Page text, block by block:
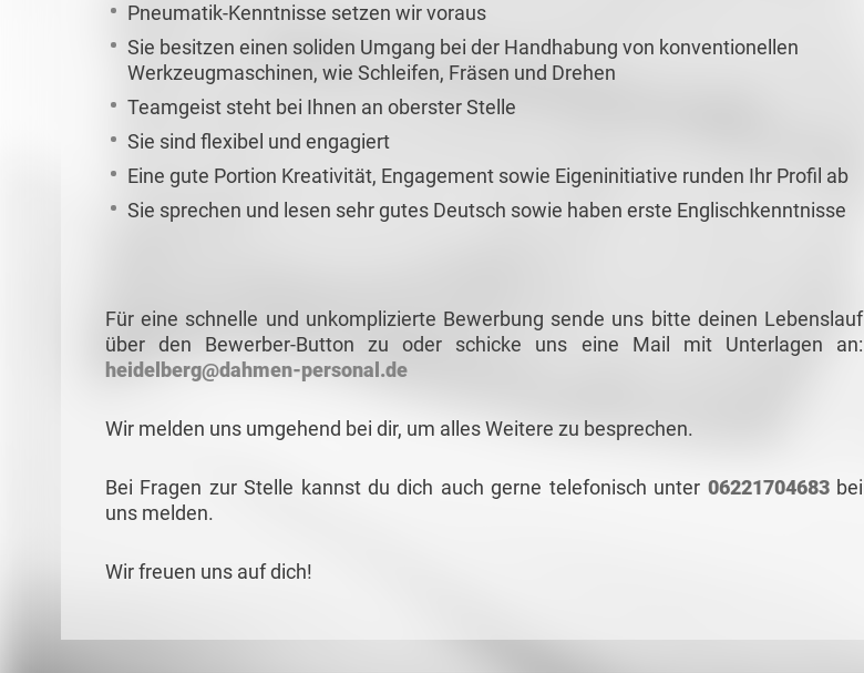
Pneumatik-Kenntnisse setzen wir voraus
Sie besitzen einen soliden Umgang bei der Handhabung von konventionellen
Werkzeugmaschinen, wie Schleifen, Fräsen und Drehen
Teamgeist steht bei Ihnen an oberster Stelle
Sie sind flexibel und engagiert
Eine gute Portion Kreativität, Engagement sowie Eigeninitiative runden Ihr Profil ab
Sie sprechen und lesen sehr gutes Deutsch sowie haben erste Englischkenntnisse
Für eine schnelle und unkomplizierte Bewerbung sende uns bitte deinen Lebenslauf
über den Bewerber-Button zu oder schicke uns eine Mail mit Unterlagen an:
heidelberg@dahmen-personal.de
Wir melden uns umgehend bei dir, um alles Weitere zu besprechen.
Bei Fragen zur Stelle kannst du dich auch gerne telefonisch unter 06221704683 bei
uns melden.
Wir freuen uns auf dich!